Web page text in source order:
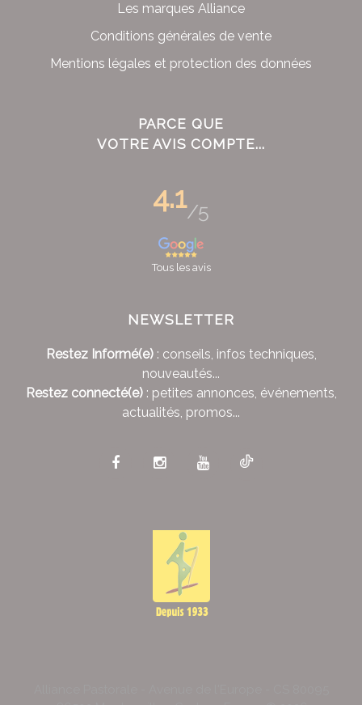
Les marques Alliance
Conditions générales de vente
Mentions légales et protection des données
PARCE QUE
VOTRE AVIS COMPTE...
4.1/5
Tous les avis
NEWSLETTER
Restez Informé(e): conseils, infos techniques,
nouveautés...
Restez connecté(e): petites annonces, événements,
actualités, promos...